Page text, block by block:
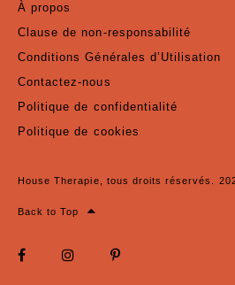
À propos
Clause de non-responsabilité
Conditions Générales d’Utilisation
Contactez-nous
Politique de confidentialité
Politique de cookies
House Therapie, tous droits réservés.
Back to Top